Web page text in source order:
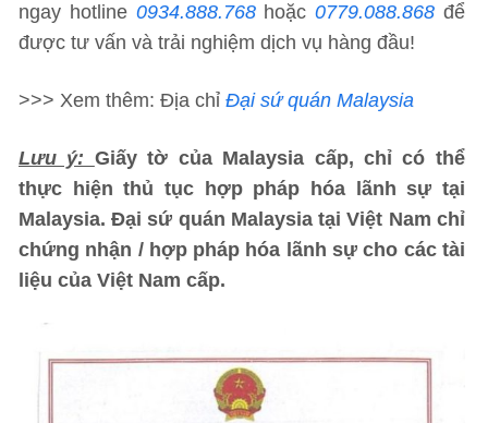
ngay hotline 0934.888.768hoặc0779.088.868 để
được tư vấn và trải nghiệm dịch vụ hàng đầu!
>>> Xem thêm: Địa chỉ Đại sứ quán Malaysia
Lưu ý: Giấy tờ của Malaysia cấp, chỉ có thể
thực hiện thủ tục hợp pháp hóa lãnh sự tại
Malaysia. Đại sứ quán Malaysia tại Việt Nam chỉ
chứng nhận / hợp pháp hóa lãnh sự cho các tài
liệu của Việt Nam cấp.